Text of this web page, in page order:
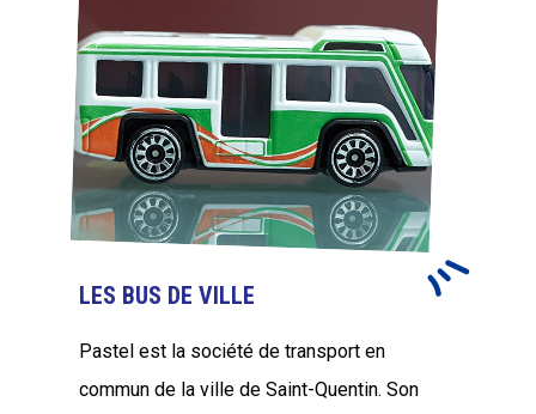
LES BUS DE VILLE
Pastel est la société de transport en
commun de la ville de Saint-Quentin. Son